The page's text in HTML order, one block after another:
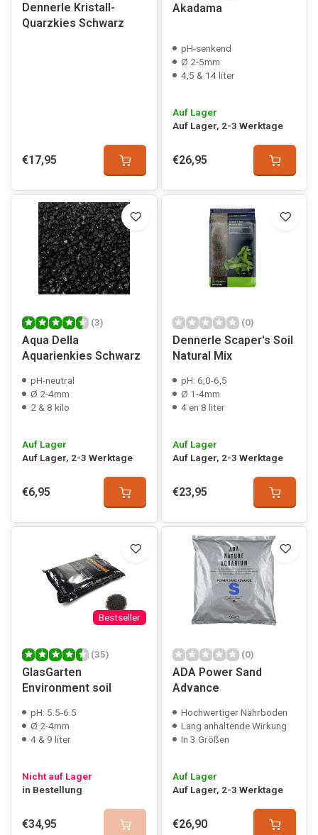
Dennerle Kristall-
Quarzkies Schwarz
€17,95
Akadama
pH-senkend
Ø 2-5mm
4,5 & 14 liter
Auf Lager
Auf Lager, 2-3 Werktage
€26,95
(3)
Aqua Della
Aquarienkies Schwarz
pH-neutral
Ø 2-4mm
2 & 8 kilo
Auf Lager
Auf Lager, 2-3 Werktage
€6,95
(0)
Dennerle Scaper's Soil
Natural Mix
pH: 6,0-6,5
Ø 1-4mm
4 en 8 liter
Auf Lager
Auf Lager, 2-3 Werktage
€23,95
Bestseller
(35)
GlasGarten
Environment soil
pH: 5.5-6.5
Ø 2-4mm
4 & 9 liter
Nicht auf Lager
in Bestellung
€34,95
(0)
ADA Power Sand
Advance
Hochwertiger Nährboden
Lang anhaltende Wirkung
In 3 Größen
Auf Lager
Auf Lager, 2-3 Werktage
€26,90